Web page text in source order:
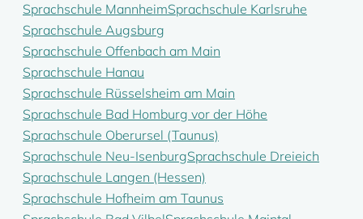
Sprachschule MannheimSprachschule Karlsruhe
Sprachschule Augsburg
Sprachschule Offenbach am Main
Sprachschule Hanau
Sprachschule Rüsselsheim am Main
Sprachschule Bad Homburg vor der Höhe
Sprachschule Oberursel (Taunus)
Sprachschule Neu-IsenburgSprachschule Dreieich
Sprachschule Langen (Hessen)
Sprachschule Hofheim am Taunus